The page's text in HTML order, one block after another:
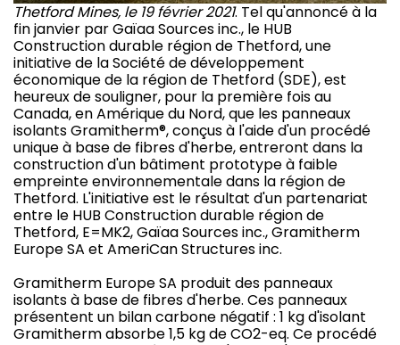
Thetford Mines, le 19 février 2021. Tel qu'annoncé à la
fin janvier par Gaïaa Sources inc., le HUB
Construction durable région de Thetford, une
initiative de la Société de développement
économique de la région de Thetford (SDE), est
heureux de souligner, pour la première fois au
Canada, en Amérique du Nord, que les panneaux
isolants Gramitherm®, conçus à l'aide d'un procédé
unique à base de fibres d'herbe, entreront dans la
construction d'un bâtiment prototype à faible
empreinte environnementale dans la région de
Thetford. L'initiative est le résultat d'un partenariat
entre le HUB Construction durable région de
Thetford, E=MK2, Gaïaa Sources inc., Gramitherm
Europe SA et AmeriCan Structures inc.
Gramitherm Europe SA produit des panneaux
isolants à base de fibres d'herbe. Ces panneaux
présentent un bilan carbone négatif : 1 kg d'isolant
Gramitherm absorbe 1,5 kg de CO2-eq. Ce procédé